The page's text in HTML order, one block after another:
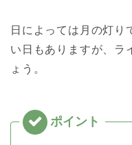
日によっては月の灯り
い日もありますが、ラ
ょう。